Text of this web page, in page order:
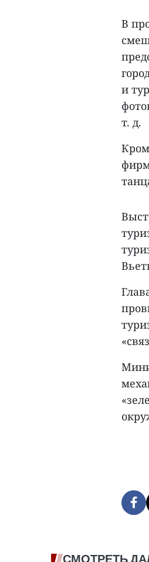
В
и
т. д.
СМОТРЕТЬ